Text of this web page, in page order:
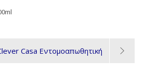
Casa Εντομοαπωθητική...